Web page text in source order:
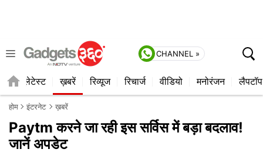
CHANNEL »
लेटेस्ट ख़बरें रिव्यूज रिचार्ज वीडियो मनोरंजन लैपटॉप
होम इंटरनेट ख़बरें
Paytm करने जा रही इस सर्विस में बड़ा बदलाव!
जानें अपडेट